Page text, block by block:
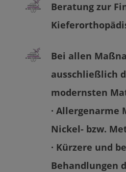
Beratung zur
Bei allen
ausschließlich
modernsten
· Allergenarme
Nickel- bzw.
· Kürzere und
Behandlungen